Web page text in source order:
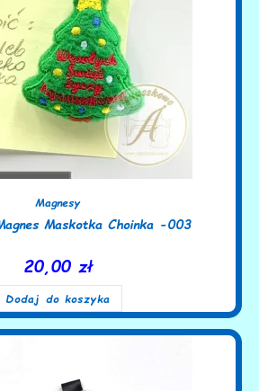
Magnesy
Maskotka Choinka -003
20,00 zł
Dodaj do koszyka